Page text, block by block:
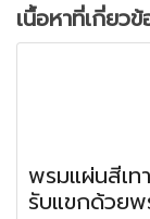
เนื้อหาที่เกี่ยว
พรมแผ่นสีเ
รับแขกด้วย